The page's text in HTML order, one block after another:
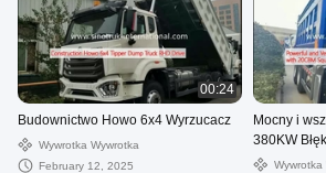
00:24
Budownictwo Howo 6x4 Wyrzucacz
Wywrotka Wywrotka
February 12, 2025
Mocny i
380KW
20CBMWywrotka